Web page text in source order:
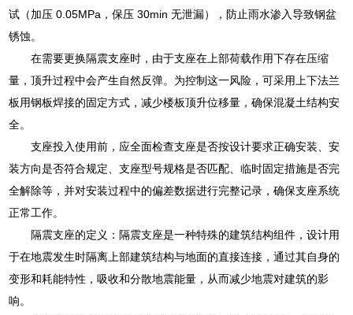
试（加压 0.05MPa，保压 30min 无泄漏），防止雨水渗入导致钢盆
锈蚀。
在需要更换隔震支座时，由于支座在上部荷载作用下存在压缩
量，顶升过程中会产生自然反弹。为控制这一风险，可采用上下法兰
板用钢板焊接的固定方式，减少楼板顶升位移量，确保混凝土结构安
全。
支座投入使用前，应全面检查支座是否按设计要求正确安装、安
装方向是否符合规定、支座型号规格是否匹配、临时固定措施是否完
全解除等，并对安装过程中的偏差数据进行完整记录，确保支座系统
正常工作。
隔震支座的定义：隔震支座是一种特殊的建筑结构组件，设计用
于在地震发生时隔离上部建筑结构与地面的直接连接，通过其自身的
变形和耗能特性，吸收和分散地震能量，从而减少地震对建筑的影
响。